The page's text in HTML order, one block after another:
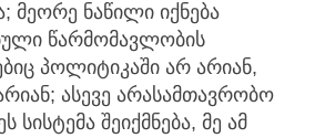
მეორე ნაწილი იქნება
წარმომავლობის
პოლიტიკაში არ არიან,
ასევე არასამთავრობო
შეიქმნება, მე ამ